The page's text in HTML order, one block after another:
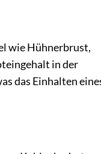
wie Hühnerbrust,
in der
das Einhalten